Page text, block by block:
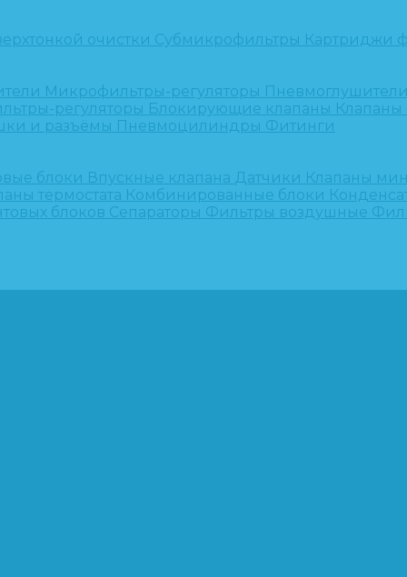
очистки Субмикрофильтры Картриджи
Микрофильтры-регуляторы
регуляторы Блокирующие клапаны Клапаны
и разъёмы Пневмоцилиндры Фитинги
блоки Впускные клапана Датчики Клапаны
термостата Комбинированные блоки
блоков Сепараторы Фильтры воздушные